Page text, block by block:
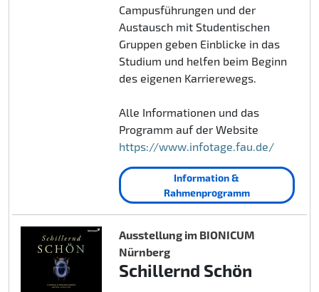
Campusführungen und der
Austausch mit Studentischen
Gruppen geben Einblicke in das
Studium und helfen beim Beginn
des eigenen Karrierewegs.
Alle Informationen und das
Programm auf der Website
https://www.infotage.fau.de/
Information &
Rahmenprogramm
Ausstellung im BIONICUM
Nürnberg
Schillernd Schön